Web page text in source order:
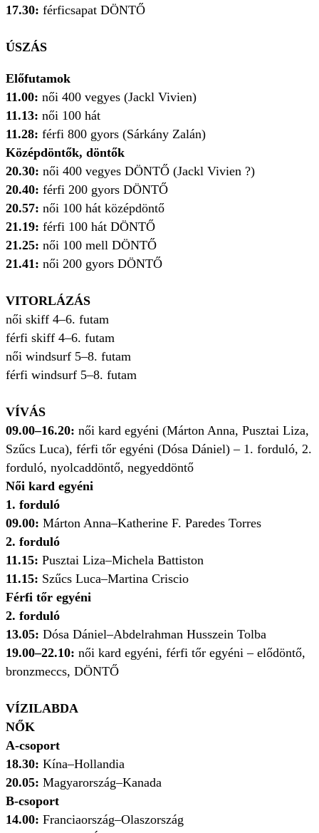
17.30: férficsapat DÖNTŐ
ÚSZÁS
Előfutamok
11.00: női 400 vegyes (Jackl Vivien)
11.13: női 100 hát
11.28: férfi 800 gyors (Sárkány Zalán)
Középdöntők, döntők
20.30: női 400 vegyes DÖNTŐ (Jackl Vivien ?)
20.40: férfi 200 gyors DÖNTŐ
20.57: női 100 hát középdöntő
21.19: férfi 100 hát DÖNTŐ
21.25: női 100 mell DÖNTŐ
21.41: női 200 gyors DÖNTŐ
VITORLÁZÁS
női skiff 4–6. futam
férfi skiff 4–6. futam
női windsurf 5–8. futam
férfi windsurf 5–8. futam
VÍVÁS
09.00–16.20: női kard egyéni (Márton Anna, Pusztai Liza,
Szűcs Luca), férfi tőr egyéni (Dósa Dániel) – 1. forduló, 2.
forduló, nyolcaddöntő, negyeddöntő
Női kard egyéni
1. forduló
09.00: Márton Anna–Katherine F. Paredes Torres
2. forduló
11.15: Pusztai Liza–Michela Battiston
11.15: Szűcs Luca–Martina Criscio
Férfi tőr egyéni
2. forduló
13.05: Dósa Dániel–Abdelrahman Husszein Tolba
19.00–22.10: női kard egyéni, férfi tőr egyéni – elődöntő,
bronzmeccs, DÖNTŐ
VÍZILABDA
NŐK
A-csoport
18.30: Kína–Hollandia
20.05: Magyarország–Kanada
B-csoport
14.00: Franciaország–Olaszország